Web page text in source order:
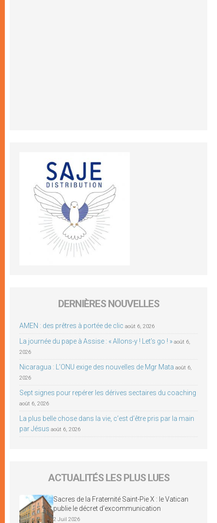
DERNIÈRES NOUVELLES
AMEN : des prêtres à portée de clic août 6, 2026
La journée du pape à Assise : « Allons-y ! Let’s go ! » août 6,
2026
Nicaragua : L’ONU exige des nouvelles de Mgr Mata août 6,
2026
Sept signes pour repérer les dérives sectaires du coaching
août 6, 2026
La plus belle chose dans la vie, c’est d’être pris par la main
par Jésus août 6, 2026
ACTUALITÉS LES PLUS LUES
Sacres de la Fraternité Saint-Pie X : le Vatican
publie le décret d’excommunication
2 Juil 2026